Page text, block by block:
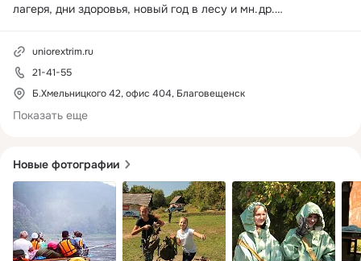
Новые фотографии
лагеря, дни здоровья, новый год в лесу и мн.др.
мероприятий, звоните: 21-41-55 или 8 (924) 670-82-92
uniorextrim.ru
uniorextrim.ru
21-41-55
Б.Хмельницкого 42, офис 404, Благовещенск
Показать еще